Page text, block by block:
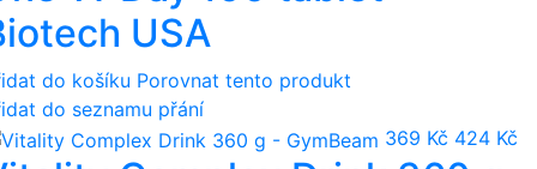
USA
do košíku Porovnat tento produkt
do seznamu přání
369 Kč 424 Kč